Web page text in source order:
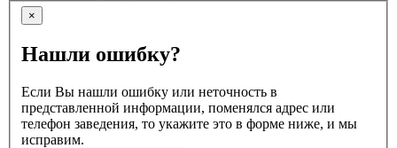
×
Нашли ошибку?
Если Вы нашли ошибку или неточность в
представленной информации, поменялся адрес или
телефон заведения, то укажите это в форме ниже, и мы
исправим.